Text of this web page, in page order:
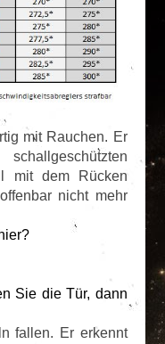
mit Rauchen. Er
mit dem Rücken
nicht mehr
Sie die Tür, dann
fallen. Er erkennt